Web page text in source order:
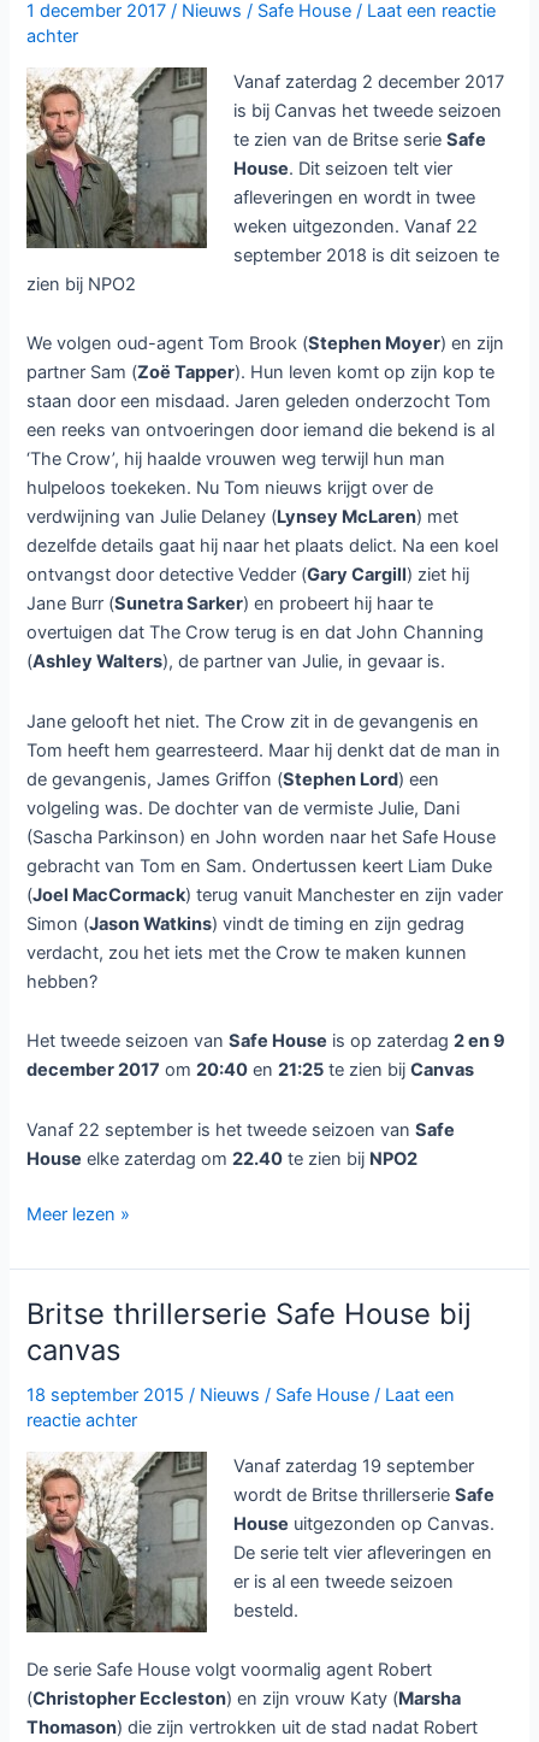
1 december 2017/ Nieuws / Safe House / Laat een reactie
achter
Vanaf zaterdag 2 december 2017
is bij Canvas het tweede seizoen
te zien van de Britse serieSafe
House. Dit seizoen telt vier
afleveringen en wordt in twee
weken uitgezonden. Vanaf 22
september 2018 is dit seizoen te
zien bij NPO2
We volgen oud-agent Tom Brook (Stephen Moyer) en zijn
partner Sam (Zoë Tapper). Hun leven komt op zijn kop te
staan door een misdaad. Jaren geleden onderzocht Tom
een reeks van ontvoeringen door iemand die bekend is al
‘The Crow’, hij haalde vrouwen weg terwijl hun man
hulpeloos toekeken. Nu Tom nieuws krijgt over de
verdwijning van Julie Delaney (Lynsey McLaren) met
dezelfde details gaat hij naar het plaats delict. Na een koel
ontvangst door detective Vedder (Gary Cargill) ziet hij
Jane Burr (Sunetra Sarker) en probeert hij haar te
overtuigen dat The Crow terug is en dat John Channing
(Ashley Walters), de partner van Julie, in gevaar is.
Jane gelooft het niet. The Crow zit in de gevangenis en
Tom heeft hem gearresteerd. Maar hij denkt dat de man in
de gevangenis, James Griffon (Stephen Lord) een
volgeling was. De dochter van de vermiste Julie, Dani
(Sascha Parkinson) en John worden naar het Safe House
gebracht van Tom en Sam. Ondertussen keert Liam Duke
(Joel MacCormack) terug vanuit Manchester en zijn vader
Simon (Jason Watkins) vindt de timing en zijn gedrag
verdacht, zou het iets met the Crow te maken kunnen
hebben?
Het tweede seizoen vanSafe House is op zaterdag2 en 9
december 2017 om20:40 en21:25 te zien bijCanvas
Vanaf 22 september is het tweede seizoen vanSafe
House elke zaterdag om22.40 te zien bij NPO2
Tweede
Safe
House
bij
canvas
en
NPO2
Meer lezen »
Britse thrillerserie Safe House bij
canvas
18 september 2015/ Nieuws / Safe House / Laat een
reactie achter
Vanaf zaterdag 19 september
wordt de Britse thrillerserieSafe
House uitgezonden op Canvas.
De serie telt vier afleveringen en
er is al een tweede seizoen
besteld.
De serie Safe House volgt voormalig agent Robert
(Christopher Eccleston) en zijn vrouw Katy (Marsha
Thomason) die zijn vertrokken uit de stad nadat Robert